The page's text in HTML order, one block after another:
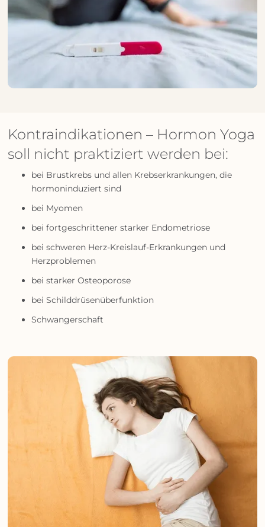
Kontraindikationen – Hormon Yoga
soll nicht praktiziert werden bei:
bei Brustkrebs und allen Krebserkrankungen, die
hormoninduziert sind
bei Myomen
bei fortgeschrittener starker Endometriose
bei schweren Herz-Kreislauf-Erkrankungen und
Herzproblemen
bei starker Osteoporose
bei Schilddrüsenüberfunktion
Schwangerschaft